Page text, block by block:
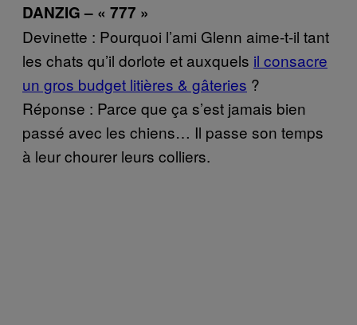
DANZIG – « 777 »
Devinette : Pourquoi l’ami Glenn aime-t-il tant
les chats qu’il dorlote et auxquels il consacre
un gros budget litières & gâteries ?
Réponse : Parce que ça s’est jamais bien
passé avec les chiens… Il passe son temps
à leur chourer leurs colliers.